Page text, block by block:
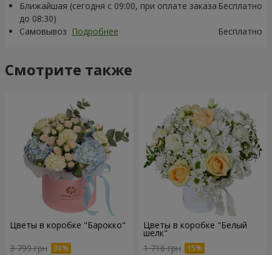
Ближайшая (сегодня с 09:00, при оплате заказа
до 08:30)
Бесплатно
Самовывоз Подробнее Бесплатно
Смотрите также
Цветы в коробке "Барокко"
3 799 грн
Цветы в коробке "Белый
шелк"
1 716 грн